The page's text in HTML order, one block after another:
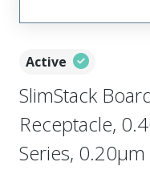
Active
SlimStack
Receptacle,
Series,